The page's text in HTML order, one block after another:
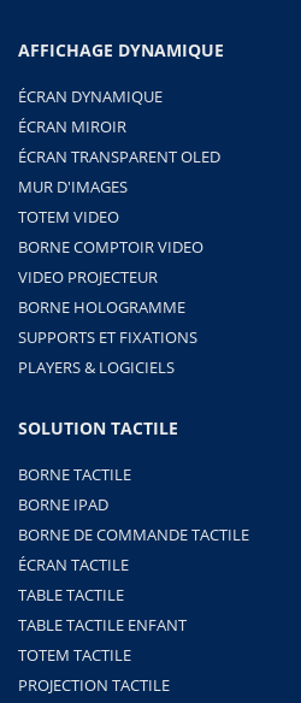
AFFICHAGE DYNAMIQUE
ÉCRAN DYNAMIQUE
ÉCRAN MIROIR
ÉCRAN TRANSPARENT OLED
MUR D'IMAGES
TOTEM VIDEO
BORNE COMPTOIR VIDEO
VIDEO PROJECTEUR
BORNE HOLOGRAMME
SUPPORTS ET FIXATIONS
PLAYERS & LOGICIELS
SOLUTION TACTILE
BORNE TACTILE
BORNE IPAD
BORNE DE COMMANDE TACTILE
ÉCRAN TACTILE
TABLE TACTILE
TABLE TACTILE ENFANT
TOTEM TACTILE
PROJECTION TACTILE